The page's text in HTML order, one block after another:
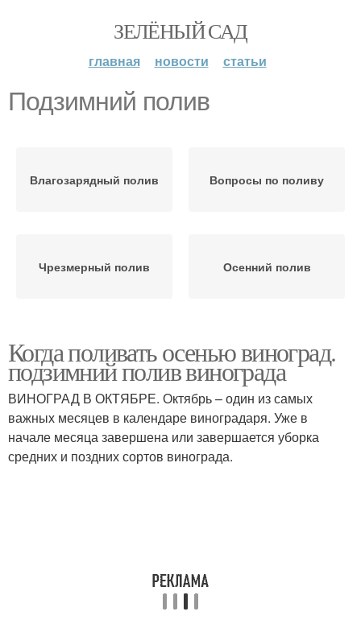
ЗЕЛЁНЫЙ САД
главная новости статьи
Подзимний полив
Влагозарядный полив Вопросы по поливу
Чрезмерный полив Осенний полив
Когда поливать осенью виноград.
подзимний полив винограда
ВИНОГРАД В ОКТЯБРЕ. Октябрь – один из самых
важных месяцев в календаре виноградаря. Уже в
начале месяца завершена или завершается уборка
средних и поздних сортов винограда.